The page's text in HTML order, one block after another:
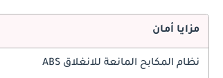
مزايا أمان
نظام المكابح المانعة للانغلاق ABS